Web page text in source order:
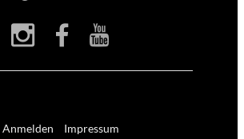
Anmelden Impressum